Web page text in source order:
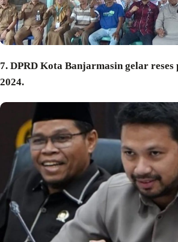
7. DPRD Kota Banjarmasin gelar reses
2024.